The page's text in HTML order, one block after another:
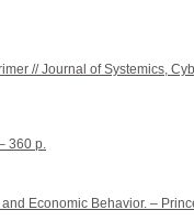
// Journal of Systemics,
360 p.
Economic Behavior. –